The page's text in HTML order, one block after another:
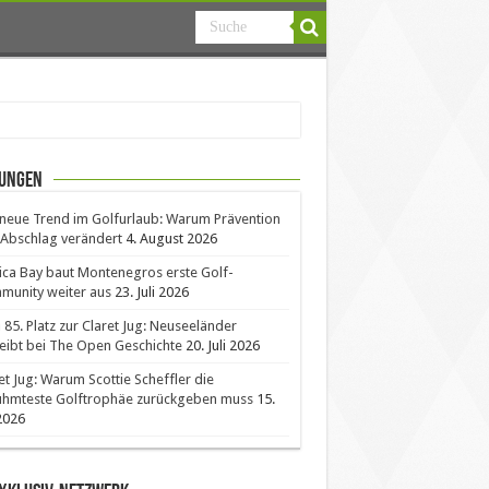
Trend im Golfurlaub: Warum Prävention
verändert 4. August 2026
Bay baut Montenegros erste Golf-
weiter aus 23. Juli 2026
85. Platz zur Claret Jug: Neuseeländer
bei The Open Geschichte 20. Juli 2026
Jug: Warum Scottie Scheffler die
Golftrophäe zurückgeben muss 15.